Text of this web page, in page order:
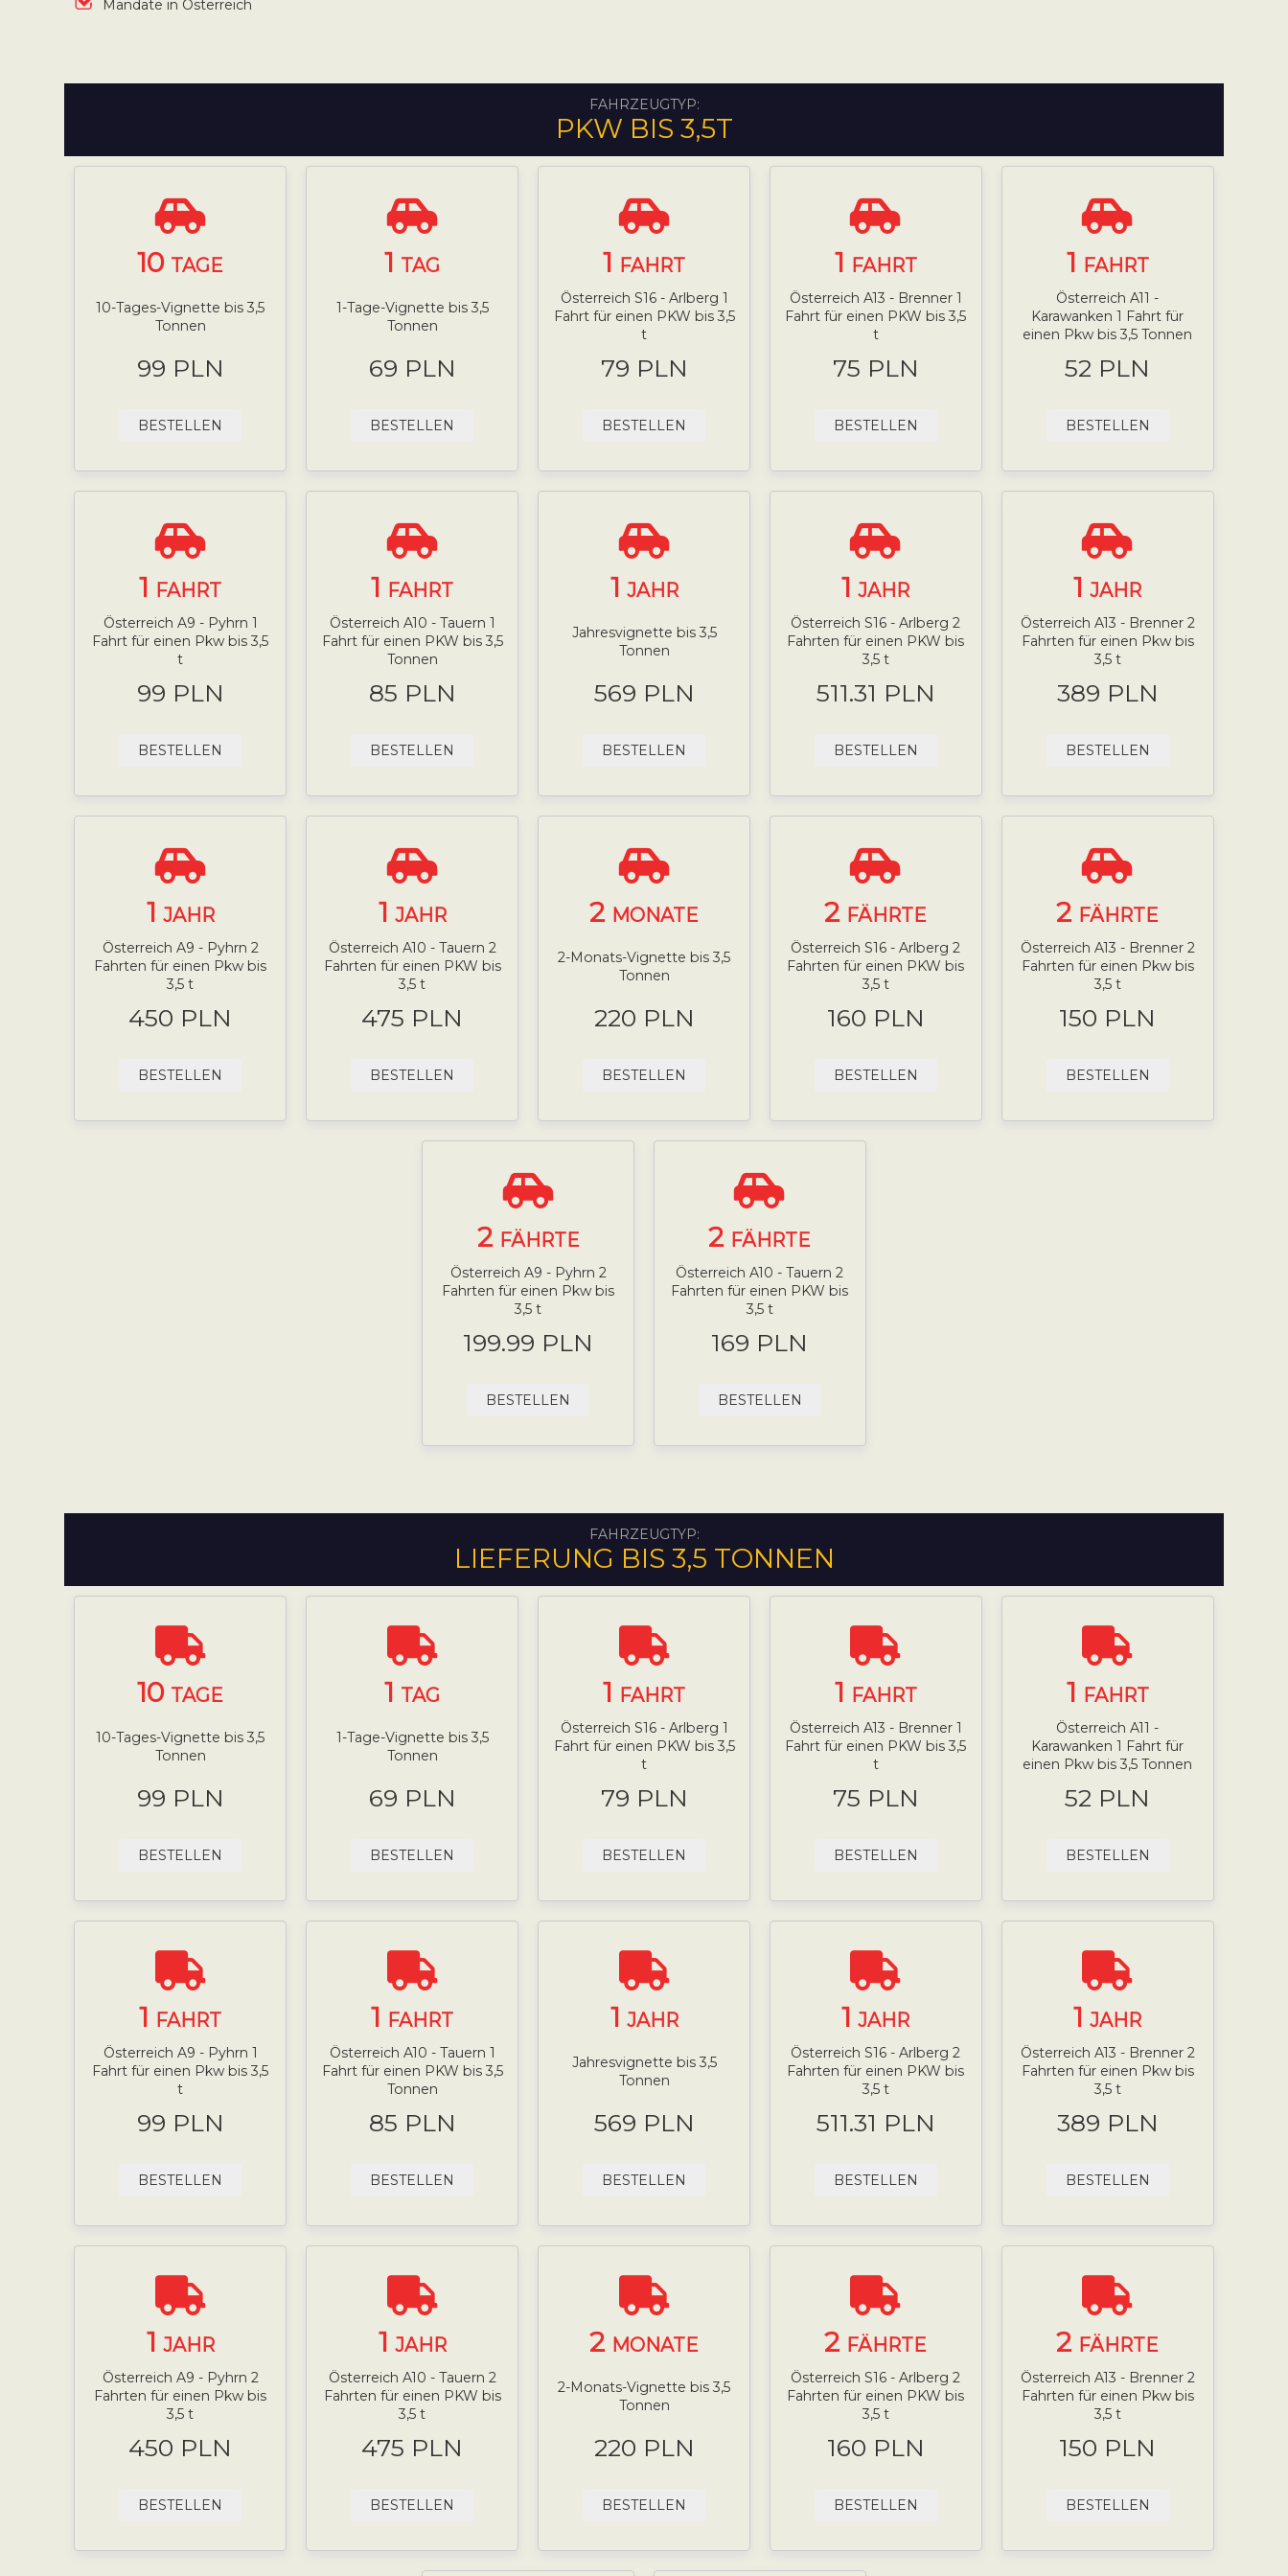
Mandate in Österreich
FAHRZEUGTYP:
PKW BIS 3,5T
10 TAGE
10-Tages-Vignette bis 3,5
Tonnen
99 PLN
BESTELLEN
1 TAG
1-Tage-Vignette bis 3,5
Tonnen
69 PLN
BESTELLEN
1 FAHRT
Österreich S16 - Arlberg 1
Fahrt für einen PKW bis 3,5
t
79 PLN
BESTELLEN
1 FAHRT
Österreich A13 - Brenner 1
Fahrt für einen PKW bis 3,5
t
75 PLN
BESTELLEN
1 FAHRT
Österreich A11 -
Karawanken 1 Fahrt für
einen Pkw bis 3,5 Tonnen
52 PLN
BESTELLEN
1 FAHRT
Österreich A9 - Pyhrn 1
Fahrt für einen Pkw bis 3,5
t
99 PLN
BESTELLEN
1 FAHRT
Österreich A10 - Tauern 1
Fahrt für einen PKW bis 3,5
Tonnen
85 PLN
BESTELLEN
1 JAHR
Jahresvignette bis 3,5
Tonnen
569 PLN
BESTELLEN
1JAHR
Österreich S16 - Arlberg 2
Fahrten für einen PKW bis
3,5 t
511.31 PLN
BESTELLEN
1JAHR
Österreich A13 - Brenner 2
Fahrten für einen Pkw bis
3,5 t
389 PLN
BESTELLEN
1 JAHR
Österreich A9 - Pyhrn 2
Fahrten für einen Pkw bis
3,5 t
450 PLN
BESTELLEN
1 JAHR
Österreich A10 - Tauern 2
Fahrten für einen PKW bis
3,5 t
475 PLN
BESTELLEN
2 MONATE
2-Monats-Vignette bis 3,5
Tonnen
220 PLN
BESTELLEN
2 FÄHRTE
Österreich S16 - Arlberg 2
Fahrten für einen PKW bis
3,5 t
160 PLN
BESTELLEN
2 FÄHRTE
Österreich A13 - Brenner 2
Fahrten für einen Pkw bis
3,5 t
150 PLN
BESTELLEN
2 FÄHRTE
Österreich A9 - Pyhrn 2
Fahrten für einen Pkw bis
3,5 t
199.99 PLN
BESTELLEN
2 FÄHRTE
Österreich A10 - Tauern 2
Fahrten für einen PKW bis
3,5 t
169 PLN
BESTELLEN
FAHRZEUGTYP:
LIEFERUNG BIS 3,5 TONNEN
10 TAGE
10-Tages-Vignette bis 3,5
Tonnen
99 PLN
BESTELLEN
1 TAG
1-Tage-Vignette bis 3,5
Tonnen
69 PLN
BESTELLEN
1 FAHRT
Österreich S16 - Arlberg 1
Fahrt für einen PKW bis 3,5
t
79 PLN
BESTELLEN
1 FAHRT
Österreich A13 - Brenner 1
Fahrt für einen PKW bis 3,5
t
75 PLN
BESTELLEN
1 FAHRT
Österreich A11 -
Karawanken 1 Fahrt für
einen Pkw bis 3,5 Tonnen
52 PLN
BESTELLEN
1 FAHRT
Österreich A9 - Pyhrn 1
Fahrt für einen Pkw bis 3,5
t
99 PLN
BESTELLEN
1 FAHRT
Österreich A10 - Tauern 1
Fahrt für einen PKW bis 3,5
Tonnen
85 PLN
BESTELLEN
1 JAHR
Jahresvignette bis 3,5
Tonnen
569 PLN
BESTELLEN
1JAHR
Österreich S16 - Arlberg 2
Fahrten für einen PKW bis
3,5 t
511.31 PLN
BESTELLEN
1JAHR
Österreich A13 - Brenner 2
Fahrten für einen Pkw bis
3,5 t
389 PLN
BESTELLEN
1 JAHR
Österreich A9 - Pyhrn 2
Fahrten für einen Pkw bis
3,5 t
450 PLN
BESTELLEN
1 JAHR
Österreich A10 - Tauern 2
Fahrten für einen PKW bis
3,5 t
475 PLN
BESTELLEN
2 MONATE
2-Monats-Vignette bis 3,5
Tonnen
220 PLN
BESTELLEN
2 FÄHRTE
Österreich S16 - Arlberg 2
Fahrten für einen PKW bis
3,5 t
160 PLN
BESTELLEN
2 FÄHRTE
Österreich A13 - Brenner 2
Fahrten für einen Pkw bis
3,5 t
150 PLN
BESTELLEN